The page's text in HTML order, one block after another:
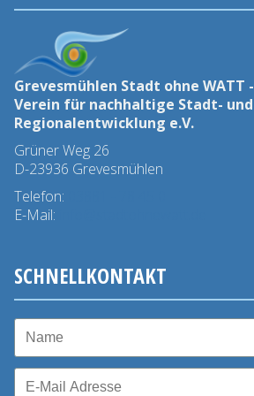
Grevesmühlen Stadt ohne WATT -
Verein für nachhaltige Stadt- und
Regionalentwicklung e.V.
Grüner Weg 26
D-23936 Grevesmühlen
Telefon:
E-Mail:
SCHNELLKONTAKT